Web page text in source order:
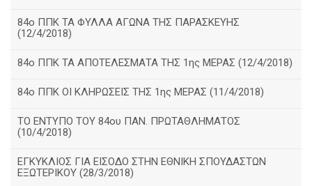
84ο ΠΠΚ ΤΑ ΦΥΛΛΑ ΑΓΩΝΑ ΤΗΣ ΠΑΡΑΣΚΕΥΗΣ
(12/4/2018)
84ο ΠΠΚ ΤΑ ΑΠΟΤΕΛΕΣΜΑΤΑ ΤΗΣ 1ης ΜΕΡΑΣ (12/4/2018)
84ο ΠΠΚ ΟΙ ΚΛΗΡΩΣΕΙΣ ΤΗΣ 1ης ΜΕΡΑΣ (11/4/2018)
ΤΟ ΕΝΤΥΠΟ ΤΟΥ 84ου ΠΑΝ. ΠΡΩΤΑΘΛΗΜΑΤΟΣ
(10/4/2018)
ΕΓΚΥΚΛΙΟΣ ΓΙΑ ΕΙΣΟΔΟ ΣΤΗΝ ΕΘΝΙΚΗ ΣΠΟΥΔΑΣΤΩΝ
ΕΞΩΤΕΡΙΚΟΥ (28/3/2018)